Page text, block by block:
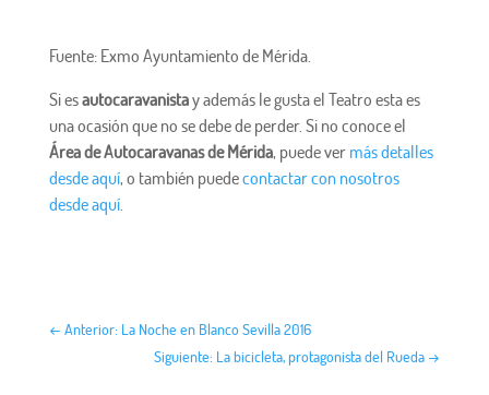
Fuente: Exmo Ayuntamiento de Mérida.
Si esautocaravanistay además le gusta el Teatro esta es
una ocasión que no se debe de perder. Si no conoce el
Área de Autocaravanas de Mérida, puede ver más detalles
desde aquí, o también puedecontactar con nosotros
desde aquí.
← Anterior: La Noche en Blanco Sevilla 2016
Siguiente: La bicicleta, protagonista del Rueda →